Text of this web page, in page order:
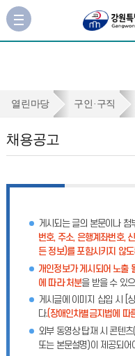
사
이
가
채
공
열린마당 구인·구직
채용공고
게시되는 글의 본문이나 첨
번호, 주소, 은행계좌번호,
든 정보)를 포함시키지 않
개인정보가 게시되어 노출
에 따라 처분을 받을 수 있
게시글에 이미지 삽입 시 [
다.(장애인차별금지법에 따
외부 동영상 탑재 시 콘텐
또는 본문설명)이 제공되어